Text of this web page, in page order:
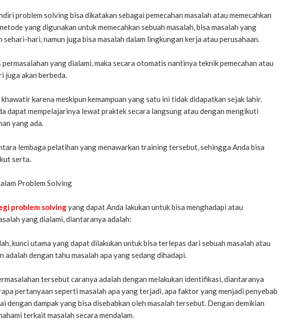
problem solving bisa dikatakan sebagai pemecahan masalah atau memecahkan
yang digunakan untuk memecahkan sebuah masalah, bisa masalah yang
sehari-hari, namun juga bisa masalah dalam lingkungan kerja atau perusahaan.
yang dialami, maka secara otomatis nantinya teknik pemecahan atau
juga akan berbeda.
karena meskipun kemampuan yang satu ini tidak didapatkan sejak lahir.
dapat mempelajarinya lewat praktek secara langsung atau dengan mengikuti
yang ada.
lembaga pelatihan yang menawarkan training tersebut, sehingga Anda bisa
serta.
Problem Solving
problem solvingyang dapat Anda lakukan untuk bisa menghadapi atau
yang dialami, diantaranya adalah:
kunci utama yang dapat dilakukan untuk bisa terlepas dari sebuah masalah atau
adalah dengan tahu masalah apa yang sedang dihadapi.
tersebut caranya adalah dengan melakukan identifikasi, diantaranya
pertanyaan seperti masalah apa yang terjadi, apa faktor yang menjadi penyebab
dengan dampak yang bisa disebabkan oleh masalah tersebut. Dengan demikian
terkait masalah secara mendalam.